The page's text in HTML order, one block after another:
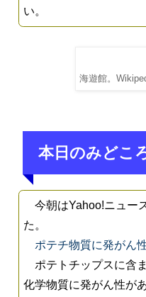
い。
海遊館。
本日のみどこ
今朝はYahoo!ニュー
た。
ポテチ物質に発がん
ポテトチップスに含
化学物質に発がん性が